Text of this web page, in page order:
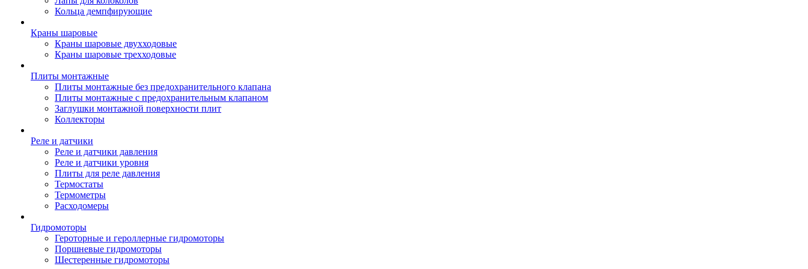
Кольца демпфирующие
Краны шаровые
Краны шаровые двухходовые
Краны шаровые трехходовые
Плиты монтажные
Плиты монтажные без предохранительного клапана
Плиты монтажные с предохранительным клапаном
Заглушки монтажной поверхности плит
Коллекторы
Реле и датчики
Реле и датчики давления
Реле и датчики уровня
Плиты для реле давления
Термостаты
Термометры
Расходомеры
Гидромоторы
Героторные и героллерные гидромоторы
Поршневые гидромоторы
Шестеренные гидромоторы